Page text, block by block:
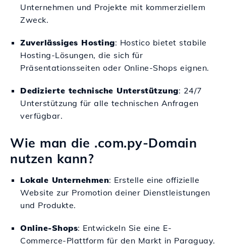
Unternehmen und Projekte mit kommerziellem
Zweck.
Zuverlässiges Hosting: Hostico bietet stabile
Hosting-Lösungen, die sich für
Präsentationsseiten oder Online-Shops eignen.
Dedizierte technische Unterstützung: 24/7
Unterstützung für alle technischen Anfragen
verfügbar.
Wie man die .com.py-Domain
nutzen kann?
Lokale Unternehmen: Erstelle eine offizielle
Website zur Promotion deiner Dienstleistungen
und Produkte.
Online-Shops: Entwickeln Sie eine E-
Commerce-Plattform für den Markt in Paraguay.